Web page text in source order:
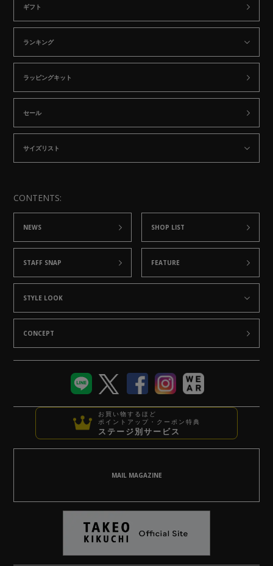
ギフト
ランキング
ラッピングキット
セール
サイズリスト
CONTENTS:
NEWS
STAFF SNAP
SHOP LIST
FEATURE
STYLE LOOK
CONCEPT
お買い物するほど
ポイントアップ・クーポン特典
ステージ別サービス
MAIL MAGAZINE